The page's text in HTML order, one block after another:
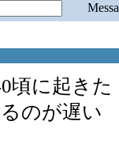
頃に起きた
のが遅い